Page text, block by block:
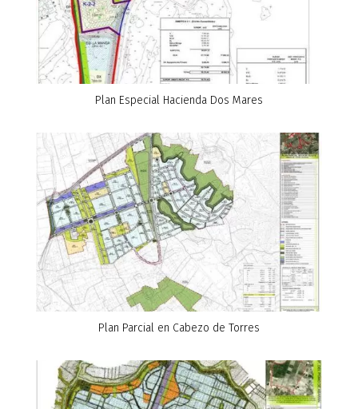
Plan Especial Hacienda Dos Mares
Plan Parcial en Cabezo de Torres